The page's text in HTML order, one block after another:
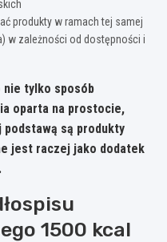
produkty w ramach tej samej
w zależności od dostępności i
nie tylko sposób
oparta na prostocie,
są produkty
jest raczej jako dodatek
1500 kcal